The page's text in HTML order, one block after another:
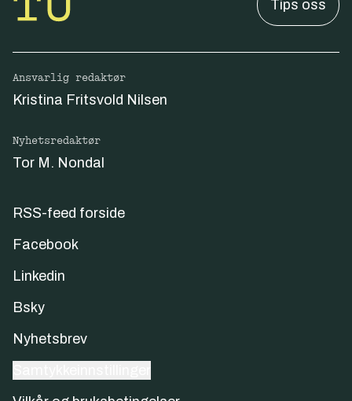
Tips oss
Ansvarlig redaktør
Kristina Fritsvold Nilsen
Nyhetsredaktør
Tor M. Nondal
RSS-feed forside
Facebook
Linkedin
Bsky
Nyhetsbrev